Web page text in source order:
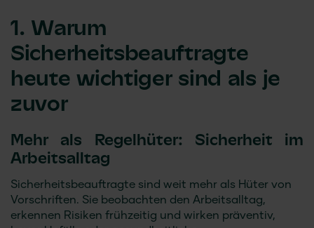
1. Warum
Sicherheitsbeauftragte
heute wichtiger sind als je
zuvor
Mehr als Regelhüter: Sicherheit im
Arbeitsalltag
Sicherheitsbeauftragte sind weit mehr als Hüter von
Vorschriften. Sie beobachten den Arbeitsalltag,
erkennen Risiken frühzeitig und wirken präventiv,